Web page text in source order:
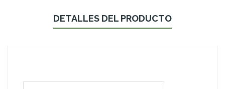
DETALLES DEL PRODUCTO